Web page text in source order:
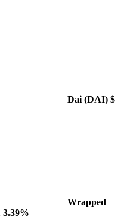
Dai (DAI) $
Wrapped
3.39%